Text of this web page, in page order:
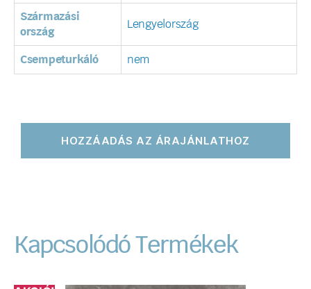
Származási
ország
Lengyelország
Csempeturkáló nem
HOZZÁADÁS AZ ÁRAJÁNLATHOZ
Kapcsolódó Termékek